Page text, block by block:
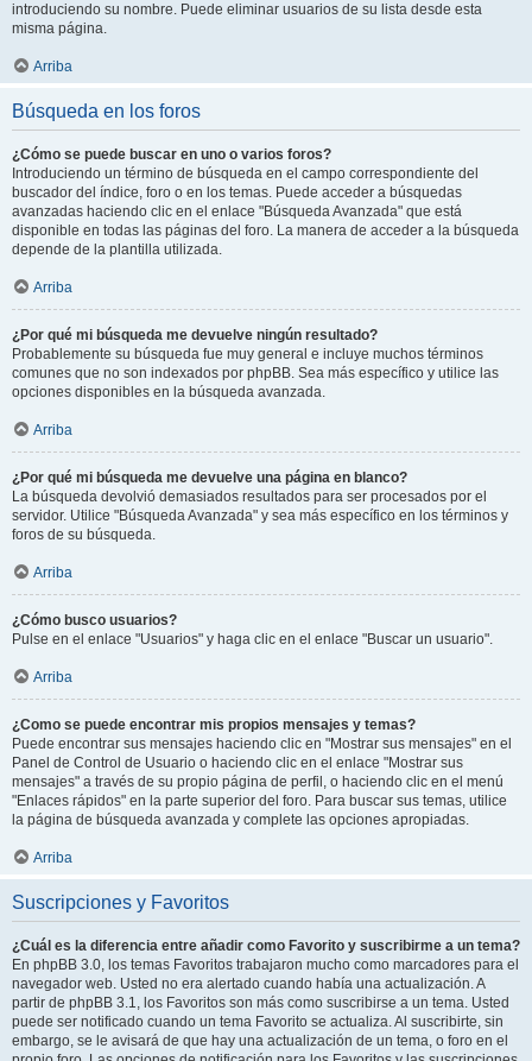
introduciendo su nombre. Puede eliminar usuarios de su lista desde esta
misma página.
Arriba
Búsqueda en los foros
¿Cómo se puede buscar en uno o varios foros?
Introduciendo un término de búsqueda en el campo correspondiente del
buscador del índice, foro o en los temas. Puede acceder a búsquedas
avanzadas haciendo clic en el enlace "Búsqueda Avanzada" que está
disponible en todas las páginas del foro. La manera de acceder a la búsqueda
depende de la plantilla utilizada.
Arriba
¿Por qué mi búsqueda me devuelve ningún resultado?
Probablemente su búsqueda fue muy general e incluye muchos términos
comunes que no son indexados por phpBB. Sea más específico y utilice las
opciones disponibles en la búsqueda avanzada.
Arriba
¿Por qué mi búsqueda me devuelve una página en blanco?
La búsqueda devolvió demasiados resultados para ser procesados por el
servidor. Utilice "Búsqueda Avanzada" y sea más específico en los términos y
foros de su búsqueda.
Arriba
¿Cómo busco usuarios?
Pulse en el enlace "Usuarios" y haga clic en el enlace "Buscar un usuario".
Arriba
¿Como se puede encontrar mis propios mensajes y temas?
Puede encontrar sus mensajes haciendo clic en "Mostrar sus mensajes" en el
Panel de Control de Usuario o haciendo clic en el enlace "Mostrar sus
mensajes" a través de su propio página de perfil, o haciendo clic en el menú
"Enlaces rápidos" en la parte superior del foro. Para buscar sus temas, utilice
la página de búsqueda avanzada y complete las opciones apropiadas.
Arriba
Suscripciones y Favoritos
¿Cuál es la diferencia entre añadir como Favorito y suscribirme a un tema?
En phpBB 3.0, los temas Favoritos trabajaron mucho como marcadores para el
navegador web. Usted no era alertado cuando había una actualización. A
partir de phpBB 3.1, los Favoritos son más como suscribirse a un tema. Usted
puede ser notificado cuando un tema Favorito se actualiza. Al suscribirte, sin
embargo, se le avisará de que hay una actualización de un tema, o foro en el